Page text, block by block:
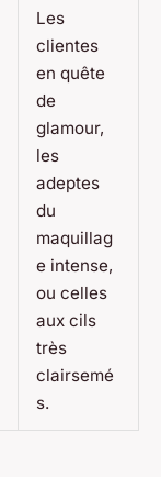
Les
clientes
en quête
de
glamour,
les
adeptes
du
maquillag
e intense,
ou celles
aux cils
très
clairsemé
s.